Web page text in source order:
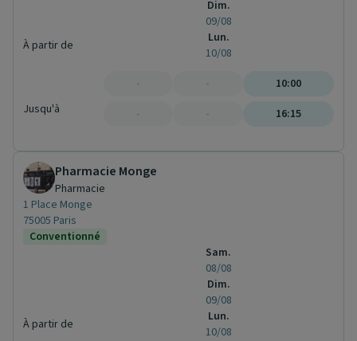
À partir de
Jusqu'à
Dim.
09/08
Lun.
10/08
-
-
-
-
10:00
16:15
Pharmacie Monge
Pharmacie
1 Place Monge
75005 Paris
Conventionné
À partir de
Sam.
08/08
Dim.
09/08
Lun.
10/08